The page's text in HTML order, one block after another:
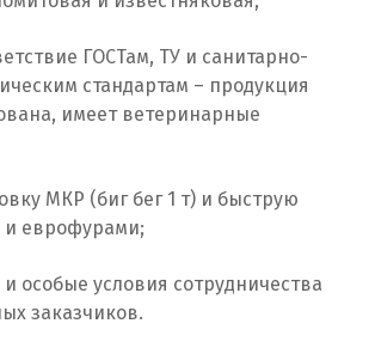
ГОСТам, ТУ и санитарно-
стандартам – продукция
имеет ветеринарные
МКР (биг бег 1 т) и быструю
и еврофурами;
особые условия сотрудничества
заказчиков.